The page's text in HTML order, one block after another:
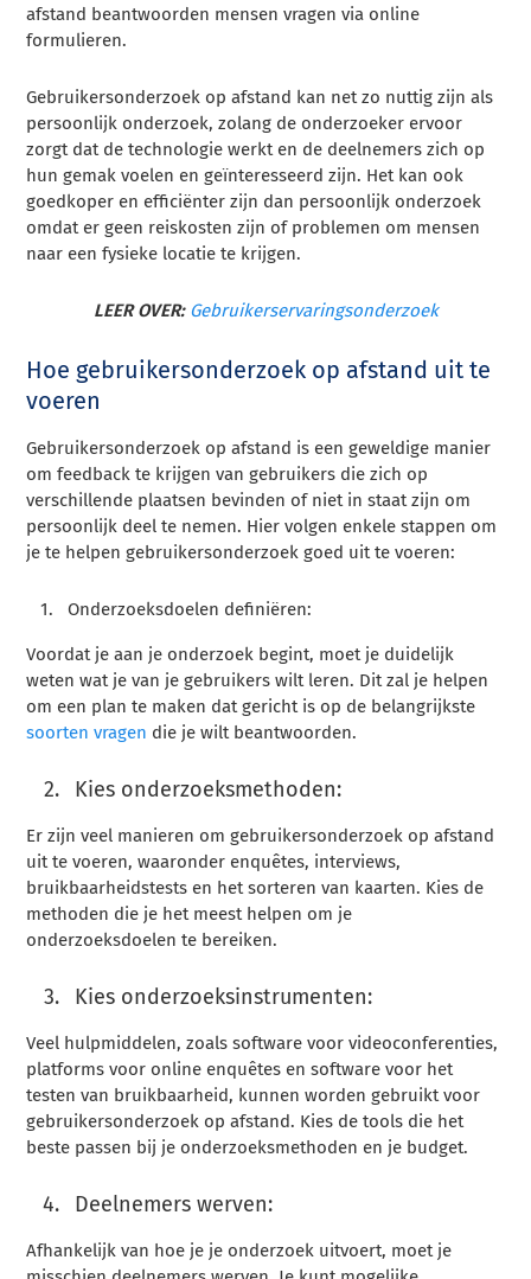
afstand beantwoorden mensen vragen via online
formulieren.
Gebruikersonderzoek op afstand kan net zo nuttig zijn als
persoonlijk onderzoek, zolang de onderzoeker ervoor
zorgt dat de technologie werkt en de deelnemers zich op
hun gemak voelen en geïnteresseerd zijn. Het kan ook
goedkoper en efficiënter zijn dan persoonlijk onderzoek
omdat er geen reiskosten zijn of problemen om mensen
naar een fysieke locatie te krijgen.
LEER OVER: Gebruikerservaringsonderzoek
Hoe gebruikersonderzoek op afstand uit te
voeren
Gebruikersonderzoek op afstand is een geweldige manier
om feedback te krijgen van gebruikers die zich op
verschillende plaatsen bevinden of niet in staat zijn om
persoonlijk deel te nemen. Hier volgen enkele stappen om
je te helpen gebruikersonderzoek goed uit te voeren:
Onderzoeksdoelen definiëren:
Voordat je aan je onderzoek begint, moet je duidelijk
weten wat je van je gebruikers wilt leren. Dit zal je helpen
om een plan te maken dat gericht is op de belangrijkste
soorten vragen die je wilt beantwoorden.
Kies onderzoeksmethoden:
Er zijn veel manieren om gebruikersonderzoek op afstand
uit te voeren, waaronder enquêtes, interviews,
bruikbaarheidstests en het sorteren van kaarten. Kies de
methoden die je het meest helpen om je
onderzoeksdoelen te bereiken.
Kies onderzoeksinstrumenten:
Veel hulpmiddelen, zoals software voor videoconferenties,
platforms voor online enquêtes en software voor het
testen van bruikbaarheid, kunnen worden gebruikt voor
gebruikersonderzoek op afstand. Kies de tools die het
beste passen bij je onderzoeksmethoden en je budget.
Deelnemers werven:
Afhankelijk van hoe je je onderzoek uitvoert, moet je